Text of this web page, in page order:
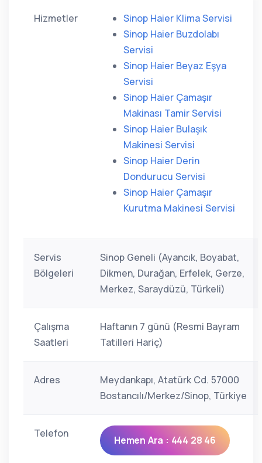
Hizmetler
Sinop Haier Klima Servisi
Sinop Haier Buzdolabı
Servisi
Sinop Haier Beyaz Eşya
Servisi
Sinop Haier Çamaşır
Makinası Tamir Servisi
Sinop Haier Bulaşık
Makinesi Servisi
Sinop Haier Derin
Dondurucu Servisi
Sinop Haier Çamaşır
Kurutma Makinesi Servisi
Servis
Bölgeleri
Sinop Geneli (Ayancık, Boyabat,
Dikmen, Durağan, Erfelek, Gerze,
Merkez, Saraydüzü, Türkeli)
Çalışma
Saatleri
Haftanın 7 günü (Resmi Bayram
Tatilleri Hariç)
Adres
Meydankapı, Atatürk Cd. 57000
Bostancılı/Merkez/Sinop, Türkiye
Telefon
Hemen Ara : 444 28 46